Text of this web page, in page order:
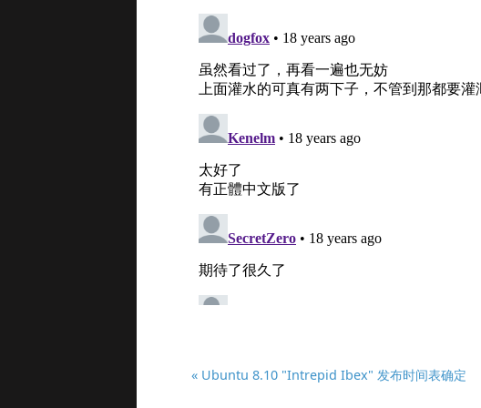
« Ubuntu 8.10 "Intrepid Ibex" 发布时间表确定